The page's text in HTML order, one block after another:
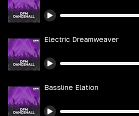
Electric Dreamweaver
Bassline Elation